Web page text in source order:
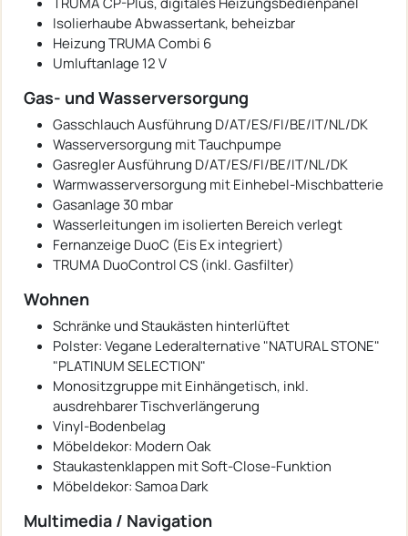
Isolierhaube Abwassertank, beheizbar
Heizung TRUMA Combi 6
Umluftanlage 12 V
Gas- und Wasserversorgung
Gasschlauch Ausführung D/AT/ES/FI/BE/IT/NL/DK
Wasserversorgung mit Tauchpumpe
Gasregler Ausführung D/AT/ES/FI/BE/IT/NL/DK
Warmwasserversorgung mit Einhebel-Mischbatterie
Gasanlage 30 mbar
Wasserleitungen im isolierten Bereich verlegt
Fernanzeige DuoC (Eis Ex integriert)
TRUMA DuoControl CS (inkl. Gasfilter)
Wohnen
Schränke und Staukästen hinterlüftet
Polster: Vegane Lederalternative "NATURAL STONE"
"PLATINUM SELECTION"
Monositzgruppe mit Einhängetisch, inkl.
ausdrehbarer Tischverlängerung
Vinyl-Bodenbelag
Möbeldekor: Modern Oak
Staukastenklappen mit Soft-Close-Funktion
Möbeldekor: Samoa Dark
Multimedia / Navigation